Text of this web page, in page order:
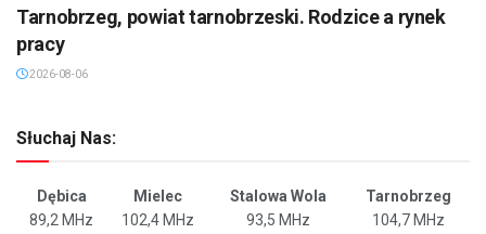
Tarnobrzeg, powiat tarnobrzeski. Rodzice a rynek
pracy
2026-08-06
Słuchaj Nas:
Dębica Mielec Stalowa Wola
Tarnobrzeg
89,2 MHz
102,4 MHz 93,5 MHz 104,7 MHz